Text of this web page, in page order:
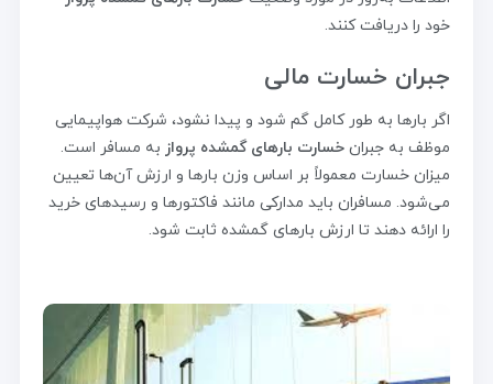
خود را دریافت کنند.
جبران خسارت مالی
اگر بارها به طور کامل گم شود و پیدا نشود، شرکت هواپیمایی
موظف به جبران خسارت بارهای گمشده پرواز به مسافر است.
میزان خسارت معمولاً بر اساس وزن بارها و ارزش آن‌ها تعیین
می‌شود. مسافران باید مدارکی مانند فاکتورها و رسیدهای خرید
را ارائه دهند تا ارزش بارهای گمشده ثابت شود.